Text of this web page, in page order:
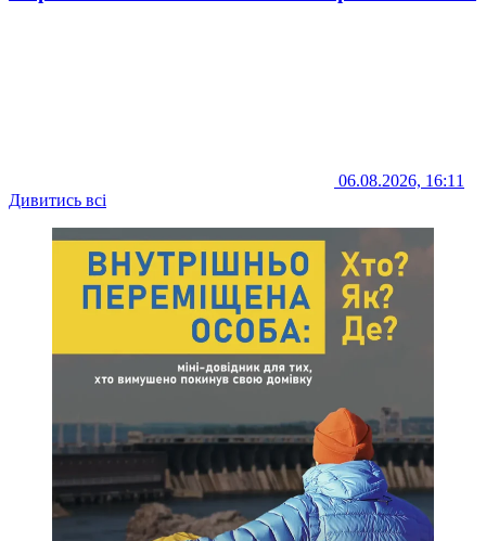
06.08.2026, 16:11
Дивитись всі